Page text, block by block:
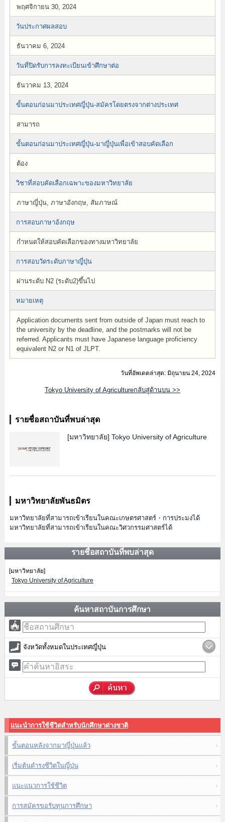
พฤศจิกายน 30, 2024
วันประกาศผลสอบ
ธันวาคม 6, 2024
วันที่ปิดรับการลงทะเบียนเข้าศึกษาต่อ
ธันวาคม 13, 2024
ขั้นตอนก่อนมาประเทศญี่ปุ่น-สมัครโดยตรงจากต่างประเทศ
สามารถ
ขั้นตอนก่อนมาประเทศญี่ปุ่น-มาญี่ปุ่นเพื่อเข้าสอบคัดเลือก
ต้อง
วิชาที่สอบคัดเลือกเฉพาะของมหาวิทยาลัย
ภาษาญี่ปุ่น, ภาษาอังกฤษ, สัมภาษณ์
การสอบภาษาอังกฤษ
กำหนดให้สอบคัดเลือกของทางมหาวิทยาลัย
การสอบวัดระดับภาษาญี่ปุ่น
ผ่านระดับ N2 (ระดับ2)ขึ้นไป
หมายเหตุ
Application documents sent from outside of Japan must reach to
the university by the deadline, and the postmarks will not be
referred. Applicants must have Japanese language proficiency
equivalent N2 or N1 of JLPT.
วันที่อัพเดตล่าสุด: มิถุนายน 24, 2024
Tokyo University of Agricultureกลับสู่ด้านบน >>
รายชื่อสถาบันที่พบล่าสุด
[มหาวิทยาลัย] Tokyo University of Agriculture
มหาวิทยาลัยพันธมิตร
มหาวิทยาลัยที่สามารถเข้าเรียนในคณะเกษตรศาสตร์・การประมงได้
มหาวิทยาลัยที่สามารถเข้าเรียนในคณะวิศวกรรมศาสตร์ได้
รายชื่อสถาบันที่พบล่าสุด
[มหาวิทยาลัย]
Tokyo University of Agriculture
ค้นหาสถาบันการศึกษา
จังหวัดทั้งหมดในประเทศญี่ปุ่น
แนะนำการใช้ชีวิตสำหรับนักศึกษาต่างชาติ
ขั้นตอนหลังจากมาญี่ปุ่นแล้ว
เริ่มต้นดำรงชีวิตในญี่ปุ่น
แนะแนวการใช้ชีวิต
การสมัครขอรับทุนการศึกษา